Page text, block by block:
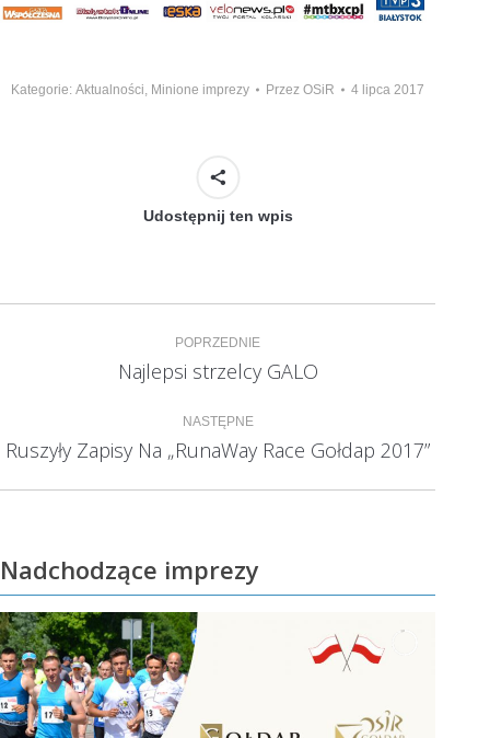
Kategorie: Aktualności, Minione imprezy Przez OSiR 4 lipca 2017
Udostępnij ten wpis
Nawigacja
wpisów
POPRZEDNIE
Poprzedni
wpis:
Najlepsi strzelcy GALO
NASTĘPNE
Następny
wpis:
Ruszyły Zapisy Na „RunaWay Race Gołdap 2017”
Nadchodzące imprezy